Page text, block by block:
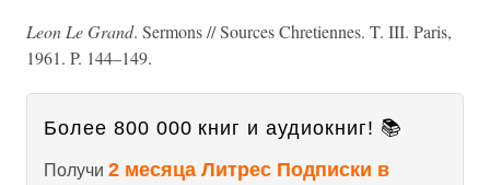
Leon Le Grand. Sermons // Sources Chretiennes. T. III. Paris,
1961. P. 144–149.
Более 800 000 книг и аудиокниг! 📚
Получи 2 месяца Литрес Подписки в